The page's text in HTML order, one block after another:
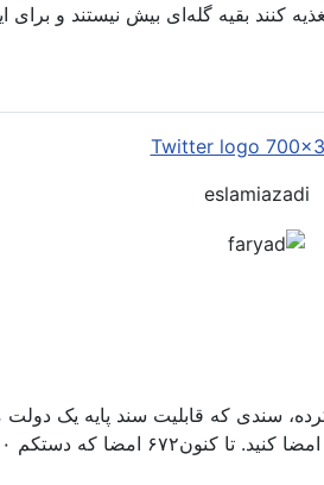
کنند بقیه گله‌ای بیش نیستند و
سندی که قابلیت سند پایه یک